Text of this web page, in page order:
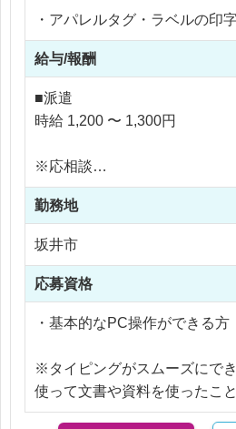
・アパレルタグ・ラベルの印
作成
・印字ルール・仕様に沿った
・内容によっては、代替レイ
・顧客情報・注文内容のデー
※最初の半年間はOJT、先輩
けながら進めます。
アパレルのタグやラベルの流
ます！
Illustratorの実務経験を積みた
仕事です♪
給与/報酬
■派遣
時給 1,200 〜 1,300円
※応相談
※ご経験により優遇
※交通費支給
※残業代全額支給
勤務地
坂井市
応募資格
・基本的なPC操作ができる方
※タイピングがスムーズにで
使って文書や資料を使ったこ
DTP未経験OK